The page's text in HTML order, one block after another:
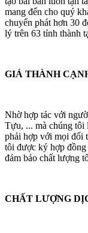
mang đến cho quý
chuyển phát hơn 30
lý trên 63 tỉnh thành
GIÁ THÀNH
Nhờ hợp tác với
Tựu, ... mà chúng tôi
phải hợp với mọi đối
tôi được ký hợp đồng
đảm bảo chất lượng
CHẤT LƯỢNG